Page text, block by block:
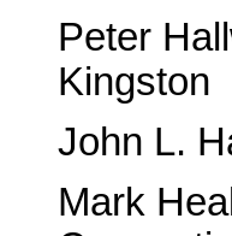
Peter
Kingston
John L.
Mark